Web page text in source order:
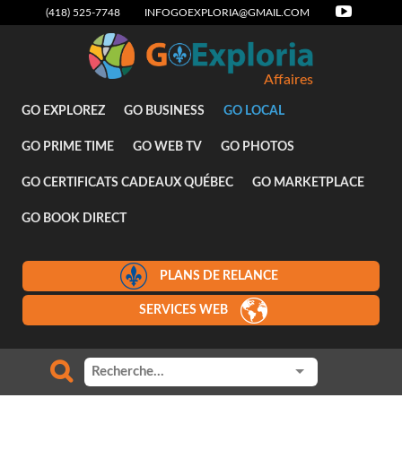
(418) 525-7748 INFOGOEXPLORIA@GMAIL.COM
Affaires
GO EXPLOREZ GO BUSINESS GO LOCAL
GO PRIME TIME GO WEB TV GO PHOTOS
GO CERTIFICATS CADEAUX QUÉBEC GO MARKETPLACE
GO BOOK DIRECT
PLANS DE RELANCE
SERVICES WEB